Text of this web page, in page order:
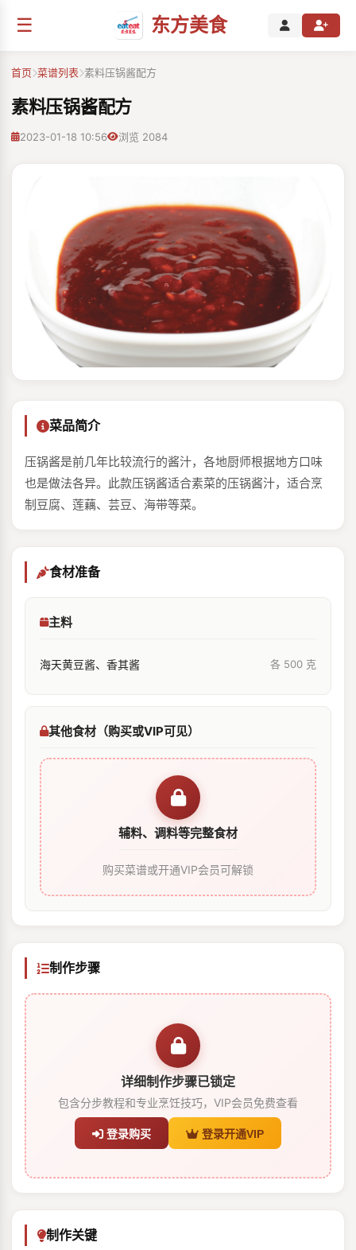
☰ 东方美食
首页 菜谱列表 素料压锅酱配方
素料压锅酱配方
2023-01-18 10:56 浏览 2084
菜品简介
压锅酱是前几年比较流行的酱汁，各地厨师根据地方口味
也是做法各异。此款压锅酱适合素菜的压锅酱汁，适合烹
制豆腐、莲藕、芸豆、海带等菜。
食材准备
主料
海天黄豆酱、香其酱 各 500 克
其他食材（购买或VIP可见）
辅料、调料等完整食材
购买菜谱或开通VIP会员可解锁
制作步骤
详细制作步骤已锁定
包含分步教程和专业烹饪技巧，VIP会员免费查看
登录购买 登录开通VIP
制作关键